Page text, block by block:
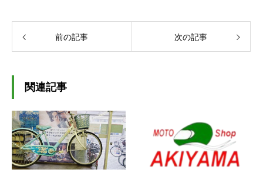
前の記事 次の記事
関連記事